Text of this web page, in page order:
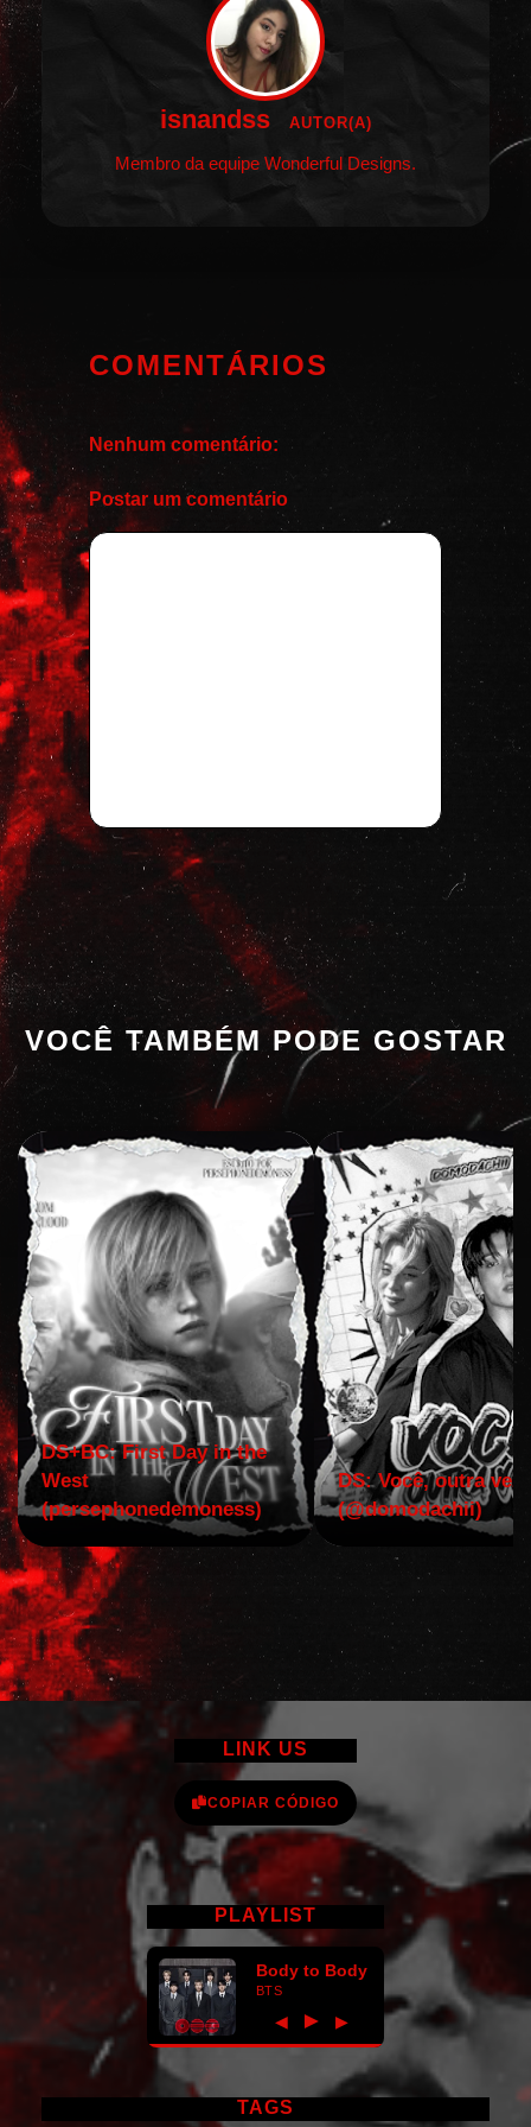
isnandss AUTOR(A)
Membro da equipe Wonderful Designs.
COMENTÁRIOS
Nenhum comentário:
Postar um comentário
VOCÊ TAMBÉM PODE GOSTAR
DS+BC: First Day in the
West
(persephonedemoness)
DS: Você, outra vez!
(@domodachii)
LINK US
COPIAR CÓDIGO
PLAYLIST
Body to Body
BTS
◀ ► ▶
TAGS